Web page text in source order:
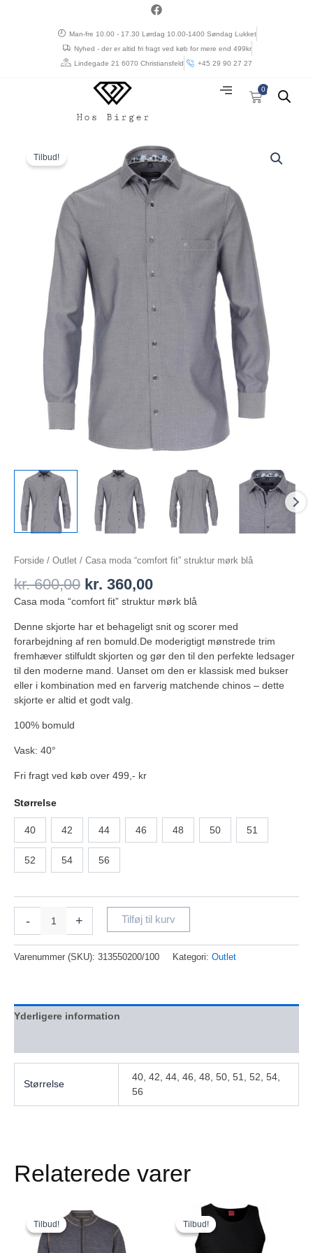
a
e
o
o
Man-fre 10.00 - 17.30 Lørdag 10.00-1400 Søndag Lukket
Nyhed - der er altid fri fragt ved køb for mere end 499kr
Lindegade 21 6070 Christiansfeld
+45 29 90 27 27
0
Kurv
Tilbud!
Forside / Outlet / Casa moda “comfort fit” struktur mørk blå
kr.600,00
oprindelige
pris
var:
kr. 600,00.
kr. 360,00
Den
aktuelle
pris
er:
kr. 360,00.
Casa moda “comfort fit” struktur mørk blå
Denne skjorte har et behageligt snit og scorer med
forarbejdning af ren bomuld.De moderigtigt mønstrede trim
fremhæver stilfuldt skjorten og gør den til den perfekte ledsager
til den moderne mand. Uanset om den er klassisk med bukser
eller i kombination med en farverig matchende chinos – dette
skjorte er altid et godt valg.
100% bomuld
Vask: 40°
Fri fragt ved køb over 499,- kr
Størrelse
40 42 44 46 48 50 51
52 54 56
-
moda
“comfort
+ Tilføj til kurv
Varenummer (SKU): 313550200/100 Kategori: Outlet
Yderligere information
Størrelse
40, 42, 44, 46, 48, 50, 51, 52, 54,
56
Relaterede varer
Tilbud!
Tilbud!
Den
oprindelige
pris
aktuelle
pris
vare
har
Tilbud!
Tilbud!
Den
oprindelige
Den
aktuelle
pris
er:
vare
har